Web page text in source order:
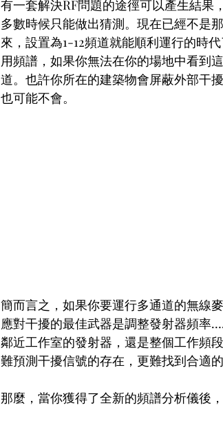
有一套解決RF問題的途徑可以產生結果
多數時候只能做出猜測。現在已經不是
來，設置為1-12頻道就能順利運行的時
用頻譜，如果你無法在你的場地中看到
道。也許你所在的建築物會屏蔽外部干
也可能不會。
簡而言之，如果你要運行多通道的無線
應對干擾的最佳武器是調整發射器頻率
鄰近工作室的發射器，還是整個工作頻
難預測干擾信號的存在，更難找到合適的
那麼，當你獲得了全新的頻譜分析儀後